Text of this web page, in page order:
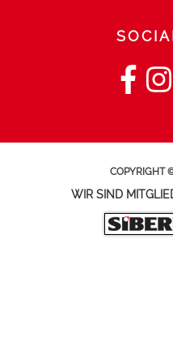
COPYRIGHT
WIR SIND